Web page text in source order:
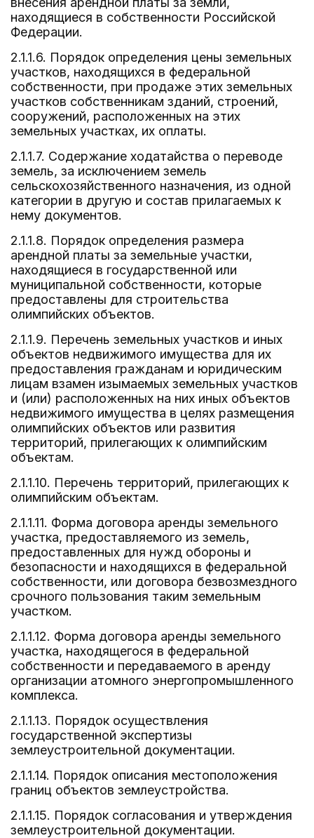
находящиеся в собственности Российской
Федерации.
2.1.1.6. Порядок определения цены земельных
участков, находящихся в федеральной
собственности, при продаже этих земельных
участков собственникам зданий, строений,
сооружений, расположенных на этих
земельных участках, их оплаты.
2.1.1.7. Содержание ходатайства о переводе
земель, за исключением земель
сельскохозяйственного назначения, из одной
категории в другую и состав прилагаемых к
нему документов.
2.1.1.8. Порядок определения размера
арендной платы за земельные участки,
находящиеся в государственной или
муниципальной собственности, которые
предоставлены для строительства
олимпийских объектов.
2.1.1.9. Перечень земельных участков и иных
объектов недвижимого имущества для их
предоставления гражданам и юридическим
лицам взамен изымаемых земельных участков
и (или) расположенных на них иных объектов
недвижимого имущества в целях размещения
олимпийских объектов или развития
территорий, прилегающих к олимпийским
объектам.
2.1.1.10. Перечень территорий, прилегающих к
олимпийским объектам.
2.1.1.11. Форма договора аренды земельного
участка, предоставляемого из земель,
предоставленных для нужд обороны и
безопасности и находящихся в федеральной
собственности, или договора безвозмездного
срочного пользования таким земельным
участком.
2.1.1.12. Форма договора аренды земельного
участка, находящегося в федеральной
собственности и передаваемого в аренду
организации атомного энергопромышленного
комплекса.
2.1.1.13. Порядок осуществления
государственной экспертизы
землеустроительной документации.
2.1.1.14. Порядок описания местоположения
границ объектов землеустройства.
2.1.1.15. Порядок согласования и утверждения
землеустроительной документации.